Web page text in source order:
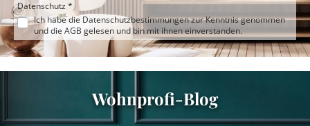
Datenschutz *
Ich habe die Datenschutzbestimmungenzur Kenntnis genommen
und die AGB gelesen und bin mit ihnen einverstanden.
Wohnprofi-Blog